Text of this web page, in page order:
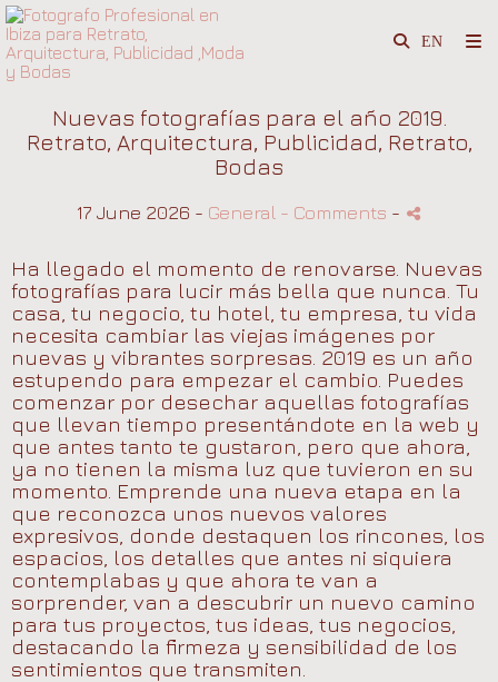
Nuevas fotografías para el año 2019.
Retrato, Arquitectura, Publicidad, Retrato,
Bodas
17 June 2026 - General - Comments -
Ha llegado el momento de renovarse. Nuevas
fotografías para lucir más bella que nunca. Tu
casa, tu negocio, tu hotel, tu empresa, tu vida
necesita cambiar las viejas imágenes por
nuevas y vibrantes sorpresas. 2019 es un año
estupendo para empezar el cambio. Puedes
comenzar por desechar aquellas fotografías
que llevan tiempo presentándote en la web y
que antes tanto te gustaron, pero que ahora,
ya no tienen la misma luz que tuvieron en su
momento. Emprende una nueva etapa en la
que reconozca unos nuevos valores
expresivos, donde destaquen los rincones, los
espacios, los detalles que antes ni siquiera
contemplabas y que ahora te van a
sorprender, van a descubrir un nuevo camino
para tus proyectos, tus ideas, tus negocios,
destacando la firmeza y sensibilidad de los
sentimientos que transmiten.